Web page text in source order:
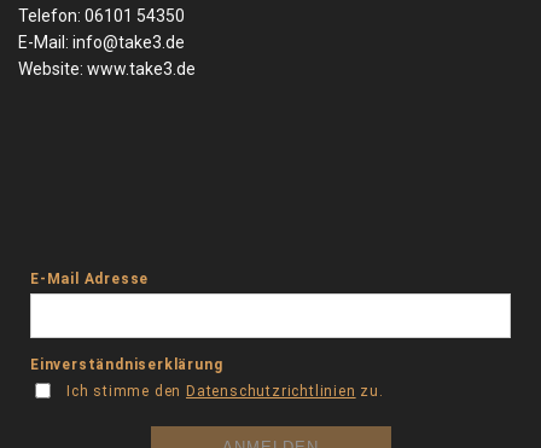
Telefon: 06101 54350
E-Mail: info@take3.de
Website: www.take3.de